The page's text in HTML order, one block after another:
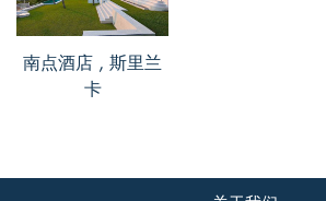
南点酒店 , 斯里兰
卡